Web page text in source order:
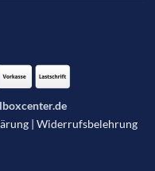
| Widerrufsbelehrung